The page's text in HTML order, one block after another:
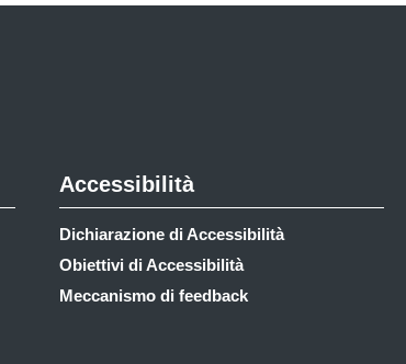
Accessibilità
Dichiarazione di Accessibilità
Obiettivi di Accessibilità
Meccanismo di feedback